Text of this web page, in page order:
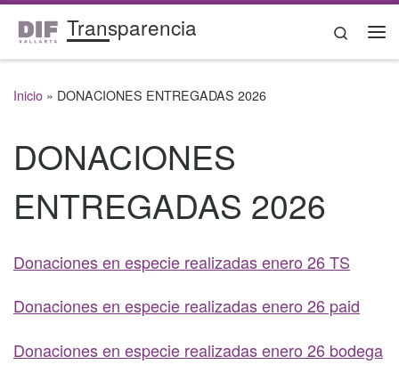
Saltar al contenido
Transparencia
Search
Inicio » DONACIONES ENTREGADAS 2026
DONACIONES
ENTREGADAS 2026
Donaciones en especie realizadas enero 26 TS
Donaciones en especie realizadas enero 26 paid
Donaciones en especie realizadas enero 26 bodega